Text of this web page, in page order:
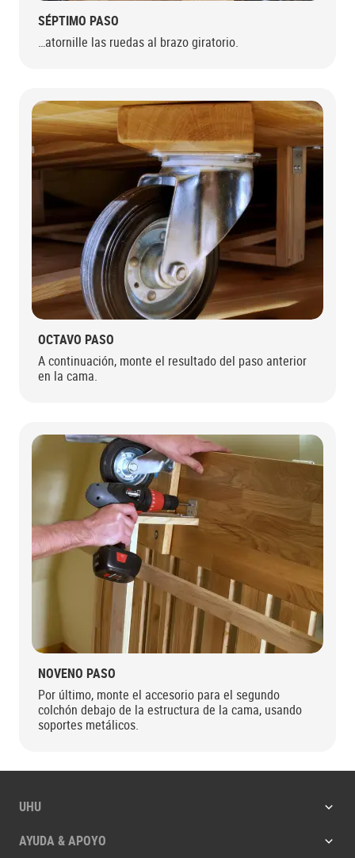
SÉPTIMO PASO
…atornille las ruedas al brazo giratorio.
OCTAVO PASO
A continuación, monte el resultado del paso anterior
en la cama.
NOVENO PASO
Por último, monte el accesorio para el segundo
colchón debajo de la estructura de la cama, usando
soportes metálicos.
UHU
AYUDA & APOYO